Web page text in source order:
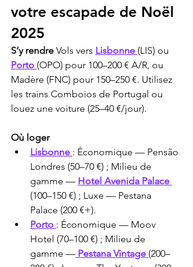
votre escapade de Noël
2025
S’y rendre Vols vers Lisbonne (LIS) ou
Porto (OPO) pour 100–200 € A/R, ou
Madère (FNC) pour 150–250 €. Utilisez
les trains Comboios de Portugal ou
louez une voiture (25–40 €/jour).
Où loger
Lisbonne : Économique — Pensão
Londres (50–70 €) ; Milieu de
gamme — Hotel Avenida Palace
(100–150 €) ; Luxe — Pestana
Palace (200 €+).
Porto : Économique — Moov
Hotel (70–100 €) ; Milieu de
gamme — Pestana Vintage (200–